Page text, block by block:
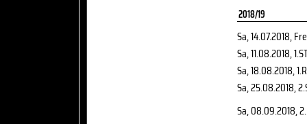
2018/19
Sa, 14.07.2018,
Sa, 11.08.2018,
Sa, 18.08.2018, 1.R
Sa, 25.08.2018,
Sa, 08.09.2018,